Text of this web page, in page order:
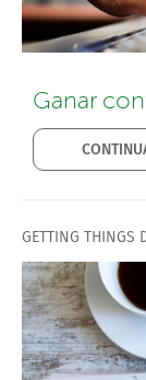
Ganar
GETTING THINGS